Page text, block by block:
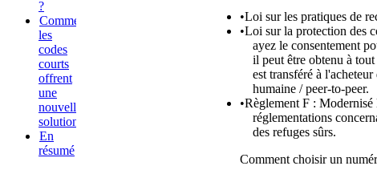
Loi sur les pratiques de
Loi sur la protection des
ayez le consentement
il peut être obtenu à
est transféré à
humaine / peer-to-peer.
Règlement F : Modernisé
réglementations
des refuges sûrs.
Comment choisir un
?
Comment
les
codes
courts
offrent
une
nouvelle
solution
En
résumé